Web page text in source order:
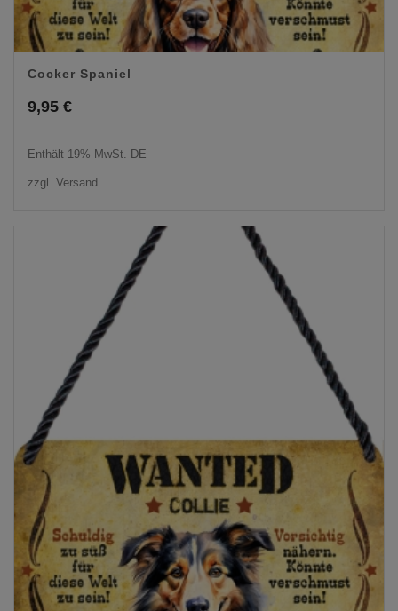
Cocker Spaniel
9,95 €
Enthält 19% MwSt. DE
zzgl. Versand